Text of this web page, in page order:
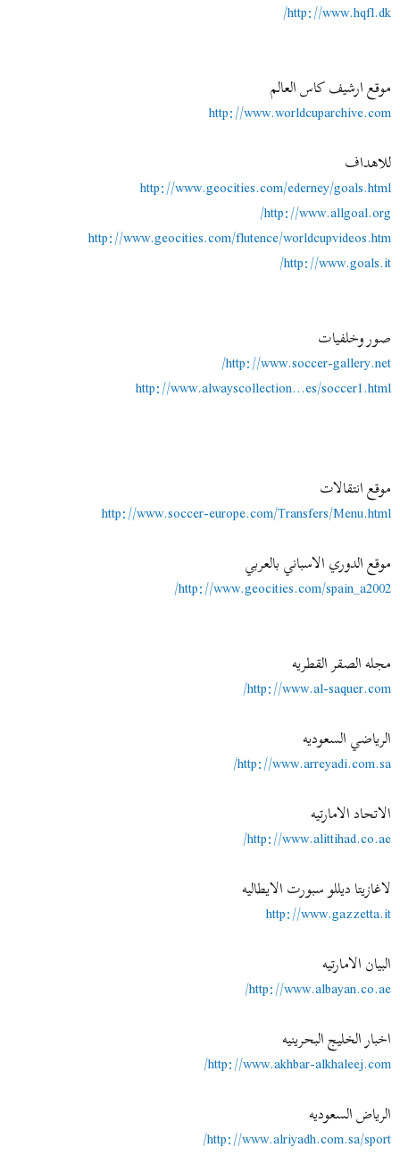
http://www.hqfl.dk/
موقع ارشيف كاس العالم
http://www.worldcuparchive.com
للاهداف
http://www.geocities.com/ederney/goals.html
http://www.allgoal.org/
http://www.geocities.com/flutence/worldcupvideos.htm
http://www.goals.it/
صور وخلفيات
http://www.soccer-gallery.net/
http://www.alwayscollection...es/soccer1.html
موقع انتقالات
http://www.soccer-europe.com/Transfers/Menu.html
موقع الدوري الاسباني بالعربي
http://www.geocities.com/spain_a2002/
مجله الصقر القطريه
http://www.al-saquer.com/
الرياضي السعوديه
http://www.arreyadi.com.sa/
الاتحاد الامارتيه
http://www.alittihad.co.ae/
لاغازيتا ديللو سبورت الايطاليه
http://www.gazzetta.it
البيان الامارتيه
http://www.albayan.co.ae/
اخبار الخليج البحرينيه
http://www.akhbar-alkhaleej.com/
الرياض السعوديه
http://www.alriyadh.com.sa/sport/